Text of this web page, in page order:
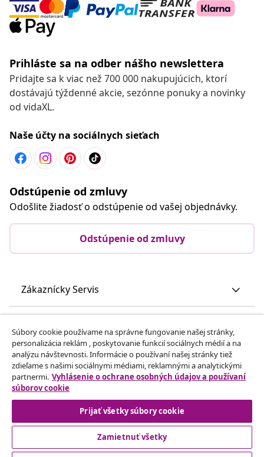
Prihláste sa na odber nášho newslettera
Pridajte sa k viac než 700 000 nakupujúcich, ktorí
dostávajú týždenné akcie, sezónne ponuky a novinky
od vidaXL.
Naše účty na sociálnych sieťach
Odstúpenie od zmluvy
Odošlite žiadosť o odstúpenie od vašej objednávky.
Odstúpenie od zmluvy
Zákaznícky Servis
vidaXL
Nájdite viac
Súbory cookie používame na správne fungovanie našej stránky,
personalizácia reklám , poskytovanie funkcií sociálnych médií a na
analýzu návštevnosti. Informácie o používaní našej stránky tiež
zdieľame s našimi sociálnymi médiami, reklamnými a analytickými
partnermi. Vyhlásenie o ochrane osobných údajov a používaní
súborov cookie
Prijať všetky súbory cookie
Zamietnuť všetky